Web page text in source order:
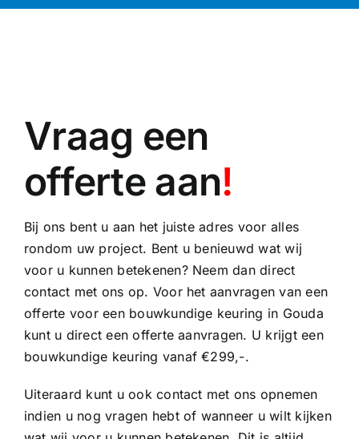
Vraag een
offerte aan!
Bij ons bent u aan het juiste adres voor alles
rondom uw project. Bent u benieuwd wat wij
voor u kunnen betekenen? Neem dan direct
contact met ons op. Voor het aanvragen van een
offerte voor een bouwkundige keuring in Gouda
kunt u direct een offerte aanvragen. U krijgt een
bouwkundige keuring vanaf €299,-.
Uiteraard kunt u ook contact met ons opnemen
indien u nog vragen hebt of wanneer u wilt kijken